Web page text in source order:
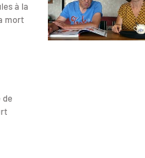
à la
mort
de